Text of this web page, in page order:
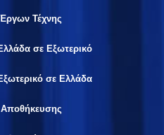
Τέχνης
σε Εξωτερικό
σε Ελλάδα